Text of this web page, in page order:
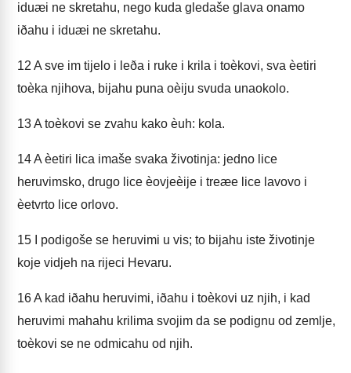
iduæi ne skretahu, nego kuda gledaše glava onamo
iðahu i iduæi ne skretahu.
12 A sve im tijelo i leða i ruke i krila i toèkovi, sva èetiri
toèka njihova, bijahu puna oèiju svuda unaokolo.
13A toèkovi se zvahu kako èuh: kola.
14A èetiri lica imaše svaka životinja: jedno lice
heruvimsko, drugo lice èovjeèije i treæe lice lavovo i
èetvrto lice orlovo.
15 I podigoše se heruvimi u vis; to bijahu iste životinje
koje vidjeh na rijeci Hevaru.
16A kad iðahu heruvimi, iðahu i toèkovi uz njih, i kad
heruvimi mahahu krilima svojim da se podignu od zemlje,
toèkovi se ne odmicahu od njih.